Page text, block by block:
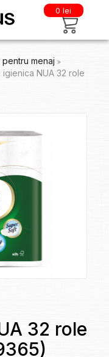
0 lei
menaj
igienica NUA 32 role
32 role